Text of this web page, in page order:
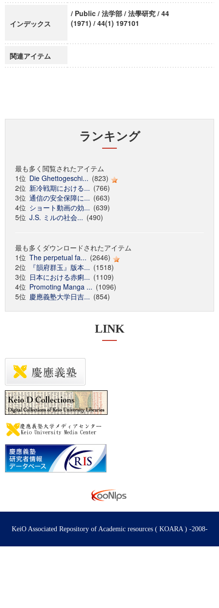
インデックス
/ Public / 法学部 / 法學研究 / 44
(1971) / 44(1) 197101
関連アイテム
ランキング
最も多く閲覧されたアイテム
1位 Die Ghettogeschi... (823)
2位 新冷戦期における... (766)
3位 通信の安全保障に... (663)
4位 ショート動画の効... (639)
5位 J.S. ミルの社会... (490)
最も多くダウンロードされたアイテム
1位 The perpetual fa... (2646)
2位
『韻府群玉』版本... (1518)
3位 日本における赤痢... (1109)
4位 Promoting Manga ... (1096)
5位 慶應義塾大学日吉... (854)
LINK
KeiO Associated Repository of Academic resources ( KOARA ) -2008-